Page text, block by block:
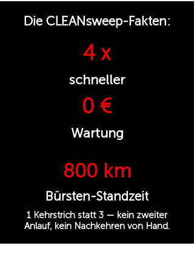
Die CLEANsweep-Fakten:
4 x
schneller
0 €
Wartung
800 km
Bürsten-Standzeit
1 Kehrstrich statt 3 — kein zweiter
Anlauf, kein Nachkehren von Hand.